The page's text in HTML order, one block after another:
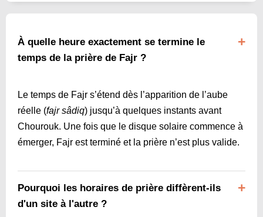
À quelle heure exactement se termine le
temps de la prière de Fajr ?
Le temps de Fajr s’étend dès l’apparition de l’aube
réelle (fajr sâdiq) jusqu’à quelques instants avant
Chourouk. Une fois que le disque solaire commence à
émerger, Fajr est terminé et la prière n’est plus valide.
Pourquoi les horaires de prière diffèrent-ils
d'un site à l'autre ?